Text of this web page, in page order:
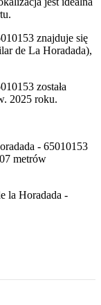
znajduje się
de La Horadada),
została
2025 roku.
- 65010153
metrów
la Horadada -